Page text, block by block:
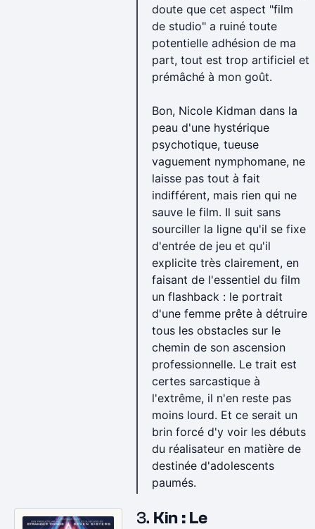
doute que cet aspect "film
de studio" a ruiné toute
potentielle adhésion de ma
part, tout est trop artificiel et
prémâché à mon goût.
Bon, Nicole Kidman dans la
peau d'une hystérique
psychotique, tueuse
vaguement nymphomane, ne
laisse pas tout à fait
indifférent, mais rien qui ne
sauve le film. Il suit sans
sourciller la ligne qu'il se fixe
d'entrée de jeu et qu'il
explicite très clairement, en
faisant de l'essentiel du film
un flashback : le portrait
d'une femme prête à détruire
tous les obstacles sur le
chemin de son ascension
professionnelle. Le trait est
certes sarcastique à
l'extrême, il n'en reste pas
moins lourd. Et ce serait un
brin forcé d'y voir les débuts
du réalisateur en matière de
destinée d'adolescents
paumés.
3. Kin : Le